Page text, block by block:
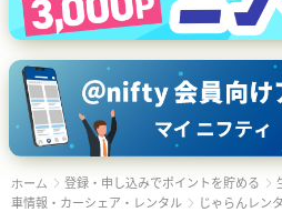
ホーム 登録・申し込みでポイントを貯める
車情報・カーシェア・レンタル
じゃらんレン